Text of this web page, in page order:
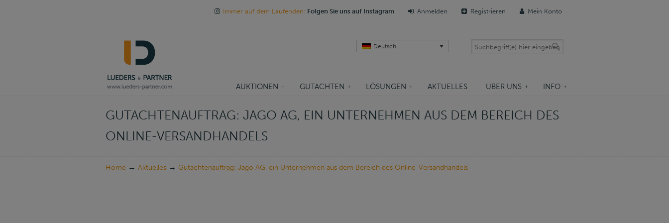
Immer auf dem Laufenden: Folgen Sie uns auf Instagram Anmelden Registrieren Mein Konto
Deutsch
AUKTIONEN GUTACHTEN LÖSUNGEN AKTUELLES ÜBER UNS INFO
Navigation
GUTACHTENAUFTRAG: JAGO AG, EIN UNTERNEHMEN AUS DEM BEREICH DES
ONLINE-VERSANDHANDELS
Home → Aktuelles → Gutachtenauftrag: Jago AG, ein Unternehmen aus dem Bereich des Online-Versandhandels